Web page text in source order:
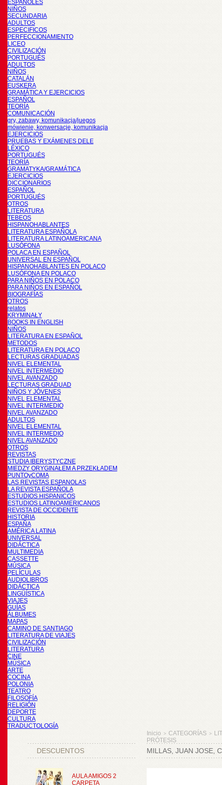
ESPAÑOLES
NIÑOS
SECUNDARIA
ADULTOS
ESPECIFICOS
PERFECCIONAMIENTO
LICEO
CIVILIZACIÓN
PORTUGUÉS
ADULTOS
NIÑOS
CATALÁN
EUSKERA
GRAMÁTICA Y EJERCICIOS
ESPAÑOL
TEORÍA
COMUNICACIÓN
gry, zabawy, komunikacja/juegos
mówienie, konwersacje, komunikacja
EJERCICIOS
PRUEBAS Y EXÁMENES DELE
LÉXICO
PORTUGUÉS
TEORÍA
GRAMATYKA/GRAMÁTICA
EJERCICIOS
DICCIONARIOS
ESPAÑOL
PORTUGUÉS
OTROS
LITERATURA
TEBEOS
HISPANOHABLANTES
LITERATURA ESPAÑOLA
LITERATURA LATINOAMERICANA
LUSÓFONA
POLACA EN ESPAÑOL
UNIVERSAL EN ESPAÑOL
HISPANOHABLANTES EN POLACO
LUSÓFONA EN POLACO
PARA NIÑOS EN POLACO
PARA NIÑOS EN ESPAÑOL
BIOGRAFÍAS
OTROS
relatos
KRYMINAŁY
BOOKS IN ENGLISH
NIÑOS
LITERATURA EN ESPAÑOL
METODOS
LITERATURA EN POLACO
LECTURAS GRADUADAS
NIVEL ELEMENTAL
NIVEL INTERMEDIO
NIVEL AVANZADO
LECTURAS GRADUAD
NIÑOS Y JÓVENES
NIVEL ELEMENTAL
NIVEL INTERMEDIO
NIVEL AVANZADO
ADULTOS
NIVEL ELEMENTAL
NIVEL INTERMEDIO
NIVEL AVANZADO
OTROS
REVISTAS
STUDIA IBERYSTYCZNE
MIĘDZY ORYGINAŁEM A PRZEKŁADEM
PUNTOyCOMA
LAS REVISTAS ESPANOLAS
LA REVISTA ESPAÑOLA
ESTUDIOS HISPANICOS
ESTUDIOS LATINOAMERICANOS
REVISTA DE OCCIDENTE
HISTORIA
ESPAÑA
AMÉRICA LATINA
UNIVERSAL
DIDÁCTICA
MULTIMEDIA
CASSETTE
MÚSICA
PELÍCULAS
AUDIOLIBROS
DIDÁCTICA
LINGÜÍSTICA
VIAJES
GUÍAS
ÁLBUMES
MAPAS
CAMINO DE SANTIAGO
LITERATURA DE VIAJES
CIVILIZACIÓN
LITERATURA
CINE
MÚSICA
ARTE
COCINA
POLONIA
TEATRO
FILOSOFÍA
RELIGIÓN
DEPORTE
CULTURA
TRADUCTOLOGÍA
DESCUENTOS
AULA AMIGOS 2
CARPETA
Inicio > CATEGORÍAS >
PRÓTESIS
MILLAS, JUAN JOSE,